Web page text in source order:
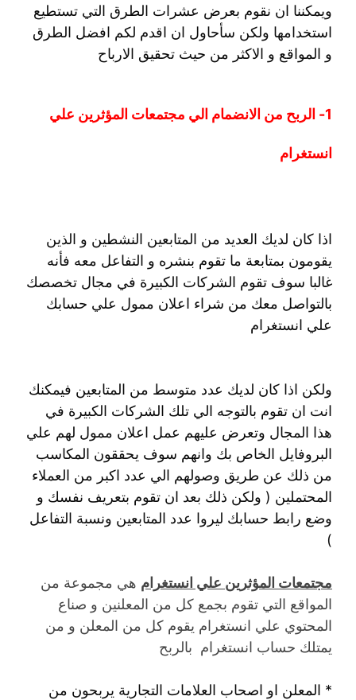
ويمكننا ان نقوم بعرض عشرات الطرق التي تستطيع
استخدامها ولكن سأحاول ان اقدم لكم افضل الطرق
و المواقع و الاكثر من حيث تحقيق الارباح
1- الربح من الانضمام الي مجتمعات المؤثرين علي
انستغرام
اذا كان لديك العديد من المتابعين النشطين و الذين
يقومون بمتابعة ما تقوم بنشره و التفاعل معه فأنه
غالبا سوف تقوم الشركات الكبيرة في مجال تخصصك
بالتواصل معك من شراء اعلان ممول علي حسابك
علي انستغرام
ولكن اذا كان لديك عدد متوسط من المتابعين فيمكنك
انت ان تقوم بالتوجه الي تلك الشركات الكبيرة في
هذا المجال وتعرض عليهم عمل اعلان ممول لهم علي
البروفايل الخاص بك وانهم سوف يحققون المكاسب
من ذلك عن طريق وصولهم الي عدد اكبر من العملاء
المحتملين ( ولكن ذلك بعد ان تقوم بتعريف نفسك و
وضع رابط حسابك ليروا عدد المتابعين ونسبة التفاعل
مجتمعات المؤثرين علي انستغرام هي مجموعة من
المواقع التي تقوم بجمع كل من المعلنين و صناع
المحتوي علي انستغرام يقوم كل من المعلن و من
يمتلك حساب انستغرام بالربح
* المعلن او اصحاب العلامات التجارية يربحون من